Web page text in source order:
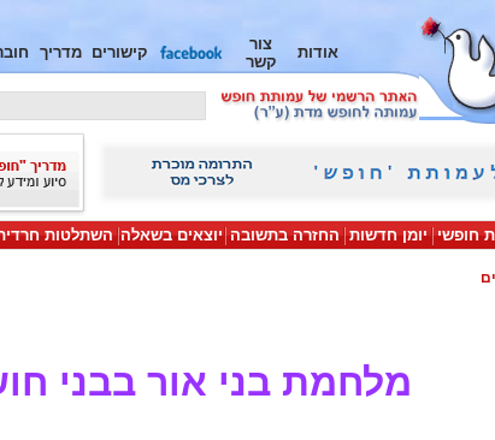
אודות
צור
קשר
קישורים מדריך
חופשי יומן חדשות החזרה בתשובה יוצאים בשאלה השתלטות
מלחמת בני אור בבני